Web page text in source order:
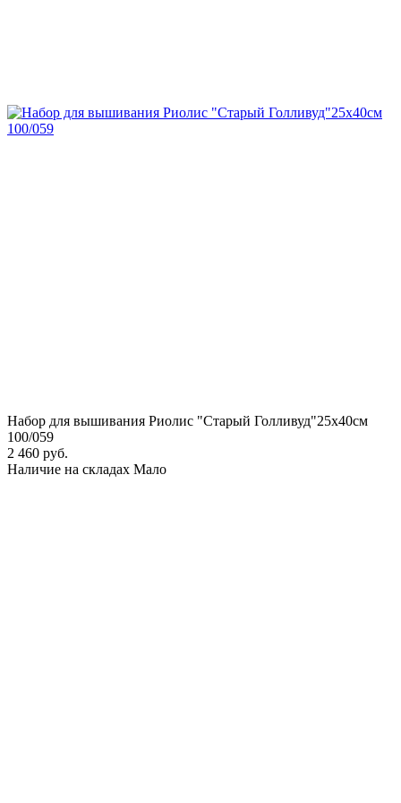
Набор для вышивания Риолис "Старый Голливуд"25х40см
100/059
2 460 руб.
Наличие на складах Мало